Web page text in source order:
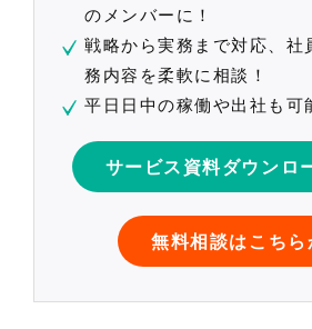
のメンバーに！
戦略から実務まで対応、社
務内容を柔軟に相談！
平日日中の稼働や出社も可
サービス資料ダウンロ
無料相談はこちら